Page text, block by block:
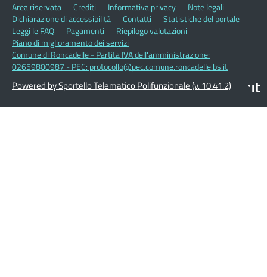
Area riservata Crediti Informativa privacy
Note legali
Dichiarazione di accessibilità
Contatti
Statistiche del portale
Leggi le FAQ
Pagamenti
Riepilogo valutazioni
Piano di miglioramento dei servizi
Comune di Roncadelle - Partita IVA dell'amministrazione:
02659800987 - PEC: protocollo@pec.comune.roncadelle.bs.it
Powered by Sportello Telematico Polifunzionale (v. 10.41.2)